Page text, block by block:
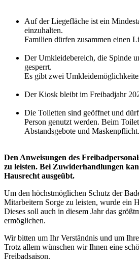
Auf der Liegefläche ist ein
einzuhalten.
Familien dürfen zusammen einen
Der Umkleidebereich, die Spinde
gesperrt.
Es gibt zwei
Der Kiosk bleibt im Freibadjahr
Die Toiletten sind geöffnet und
Person genutzt werden. Beim
Abstandsgebote und Maskenpflicht.
Den Anweisungen des
zu leisten. Bei Zuwiderhandlungen
Hausrecht ausgeübt.
Um den höchstmöglichen Schutz der
Mitarbeitern Sorge zu leisten, wurde ein
Dieses soll auch in diesem Jahr das
ermöglichen.
Wir bitten um Ihr Verständnis und um
Trotz allem wünschen wir Ihnen eine
Freibadsaison.